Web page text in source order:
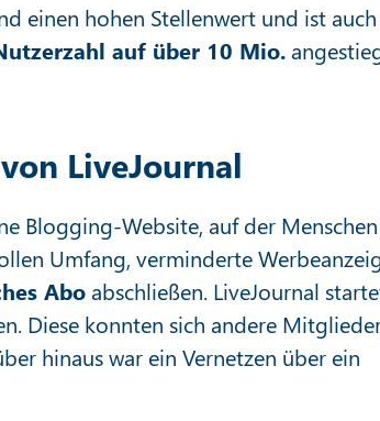
einen hohen Stellenwert und ist auch
auf über 10 Mio.
LiveJournal
Blogging-Website, auf der Menschen
Umfang, verminderte
Abo abschließen. LiveJournal
Diese konnten sich andere
hinaus war ein Vernetzen über ein